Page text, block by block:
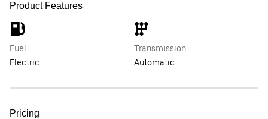
Product Features
Fuel
Electric
Transmission
Automatic
Pricing